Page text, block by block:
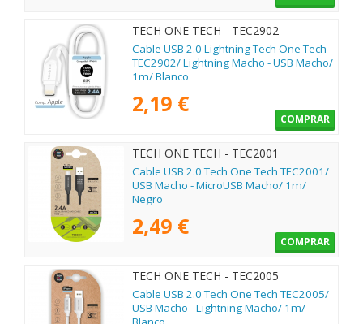
TECH ONE TECH - TEC2902
Cable USB 2.0 Lightning Tech One Tech
TEC2902/ Lightning Macho - USB Macho/
1m/ Blanco
2,19 €
COMPRAR
TECH ONE TECH - TEC2001
Cable USB 2.0 Tech One Tech TEC2001/
USB Macho - MicroUSB Macho/ 1m/
Negro
2,49 €
COMPRAR
TECH ONE TECH - TEC2005
Cable USB 2.0 Tech One Tech TEC2005/
USB Macho - Lightning Macho/ 1m/